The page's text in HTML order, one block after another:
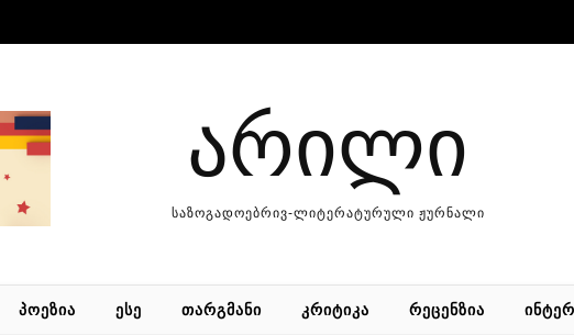
არილი
საზოგადოებრივ-ლიტერატურული ჟურნალი
ᲞᲝᲔᲖᲘᲐ ᲔᲡᲔ ᲗᲐᲠᲒᲛᲐᲜᲘ ᲙᲠᲘᲢᲘᲙᲐ ᲠᲔᲪᲔᲜᲖᲘᲐ